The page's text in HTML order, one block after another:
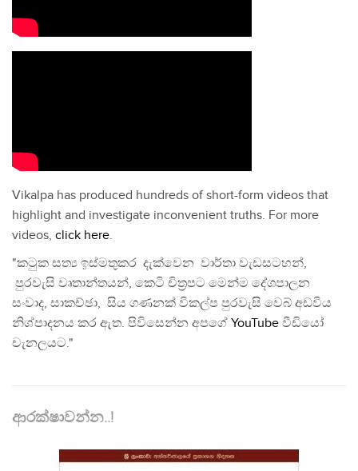
Vikalpa has produced hundreds of short-form videos that
highlight and investigate inconvenient truths. For more
videos, click here.
"කටුක සත්‍ය ඉස්මතුකර දැක්වෙන වාර්තා වැඩසටහන්,
පුරවැසි වෘතාන්තයන්, කෙටි චිත්‍රපට මෙන්ම දේශපාලන
සංවාද, සාකච්ඡා, සිය ගණනක් විකල්ප පුරවැසි වෙබ් අඩවිය
නිශ්පාදනය කර ඇත. පිවිසෙන්න අපගේ YouTube වීඩියෝ
චැනලයට."
ආරක්ෂාවන්න..!